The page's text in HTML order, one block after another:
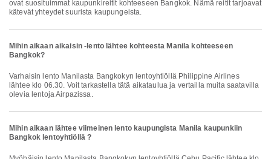
ovat suosituimmat kaupunkireitit kohteeseen Bangkok. Nämä reitit tarjoavat
kätevät yhteydet suurista kaupungeista.
Mihin aikaan aikaisin -lento lähtee kohteesta Manila kohteeseen
Bangkok?
Varhaisin lento Manilasta Bangkokyn lentoyhtiöllä Philippine Airlines
lähtee klo 06.30. Voit tarkastella tätä aikataulua ja vertailla muita saatavilla
olevia lentoja Airpazissa.
Mihin aikaan lähtee viimeinen lento kaupungista Manila kaupunkiin
Bangkok lentoyhtiöllä ?